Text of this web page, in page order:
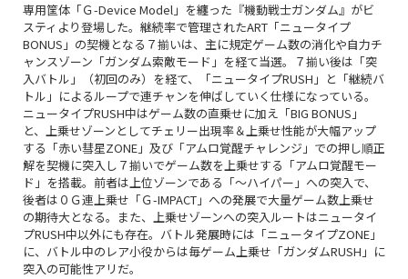
専用筐体「Ｇ-Device Model」を纏った『機動戦士ガンダム』がビ
スティより登場した。継続率で管理されたART「ニュータイプ
BONUS」の契機となる７揃いは、主に規定ゲーム数の消化や自力チ
ャンスゾーン「ガンダム索敵モード」を経て当選。７揃い後は「突
入バトル」（初回のみ）を経て、「ニュータイプRUSH」と「継続バ
トル」によるループで連チャンを伸ばしていく仕様になっている。
ニュータイプRUSH中はゲーム数の直乗せに加え「BIG BONUS」
と、上乗せゾーンとしてチェリー出現率＆上乗せ性能が大幅アップ
する「赤い彗星ZONE」及び「アムロ覚醒チャレンジ」での押し順正
解を契機に突入し７揃いでゲーム数を上乗せする「アムロ覚醒モー
ド」を搭載。前者は上位ゾーンである「～ハイパー」への突入で、
後者は０Ｇ連上乗せ「Ｇ-IMPACT」への発展で大量ゲーム数上乗せ
の期待大となる。また、上乗せゾーンへの突入ルートはニュータイ
プRUSH中以外にも存在。バトル発展時には「ニュータイプZONE」
に、バトル中のレア小役からは毎ゲーム上乗せ「ガンダムRUSH」に
突入の可能性アリだ。